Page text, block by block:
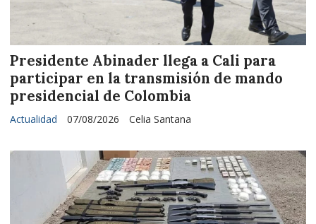
Presidente Abinader llega a Cali para
participar en la transmisión de mando
presidencial de Colombia
Celia Santana
Actualidad 07/08/2026